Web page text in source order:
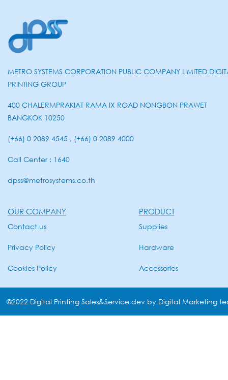
METRO SYSTEMS CORPORATION PUBLIC COMPANY LIMITED
PRINTING GROUP
400 CHALERMPRAKIAT RAMA IX ROAD NONGBON PRAWET
BANGKOK 10250
(+66) 0 2089 4545 , (+66) 0 2089 4000
Call Center : 1640
dpss@metrosystems.co.th
OUR COMPANY
Contact us
Privacy Policy
Cookies Policy
PRODUCT
Supplies
Hardware
Accessories
©2022 Digital Printing Sales&Service dev by Digital Marketing